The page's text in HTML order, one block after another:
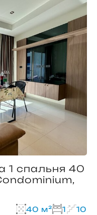
1 спальня 40
40 м² 1 10